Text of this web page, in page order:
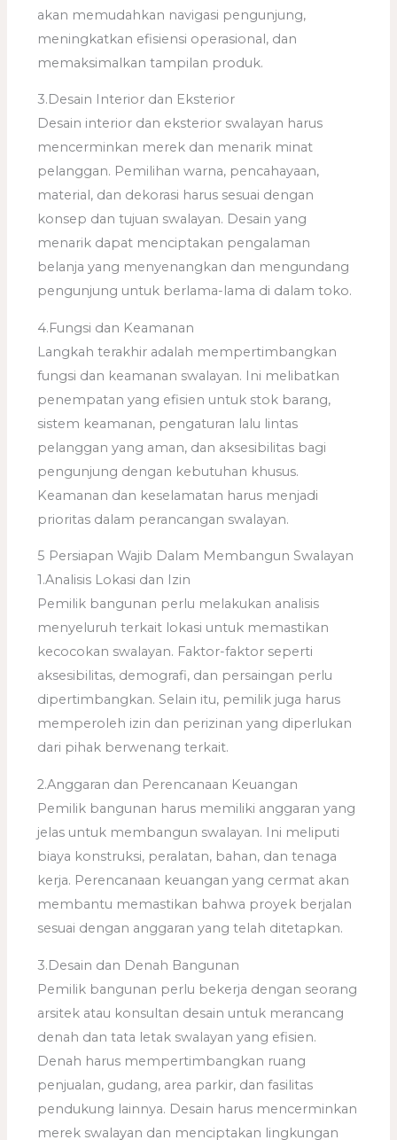
akan memudahkan navigasi pengunjung,
meningkatkan efisiensi operasional, dan
memaksimalkan tampilan produk.
3.Desain Interior dan Eksterior
Desain interior dan eksterior swalayan harus
mencerminkan merek dan menarik minat
pelanggan. Pemilihan warna, pencahayaan,
material, dan dekorasi harus sesuai dengan
konsep dan tujuan swalayan. Desain yang
menarik dapat menciptakan pengalaman
belanja yang menyenangkan dan mengundang
pengunjung untuk berlama-lama di dalam toko.
4.Fungsi dan Keamanan
Langkah terakhir adalah mempertimbangkan
fungsi dan keamanan swalayan. Ini melibatkan
penempatan yang efisien untuk stok barang,
sistem keamanan, pengaturan lalu lintas
pelanggan yang aman, dan aksesibilitas bagi
pengunjung dengan kebutuhan khusus.
Keamanan dan keselamatan harus menjadi
prioritas dalam perancangan swalayan.
5 Persiapan Wajib Dalam Membangun Swalayan
1.Analisis Lokasi dan Izin
Pemilik bangunan perlu melakukan analisis
menyeluruh terkait lokasi untuk memastikan
kecocokan swalayan. Faktor-faktor seperti
aksesibilitas, demografi, dan persaingan perlu
dipertimbangkan. Selain itu, pemilik juga harus
memperoleh izin dan perizinan yang diperlukan
dari pihak berwenang terkait.
2.Anggaran dan Perencanaan Keuangan
Pemilik bangunan harus memiliki anggaran yang
jelas untuk membangun swalayan. Ini meliputi
biaya konstruksi, peralatan, bahan, dan tenaga
kerja. Perencanaan keuangan yang cermat akan
membantu memastikan bahwa proyek berjalan
sesuai dengan anggaran yang telah ditetapkan.
3.Desain dan Denah Bangunan
Pemilik bangunan perlu bekerja dengan seorang
arsitek atau konsultan desain untuk merancang
denah dan tata letak swalayan yang efisien.
Denah harus mempertimbangkan ruang
penjualan, gudang, area parkir, dan fasilitas
pendukung lainnya. Desain harus mencerminkan
merek swalayan dan menciptakan lingkungan